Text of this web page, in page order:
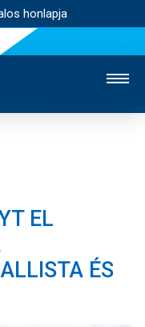
honlapja
STADION
EL
ÉS